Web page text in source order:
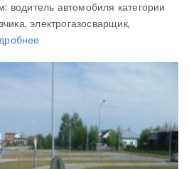
водитель автомобиля категории
электрогазосварщик,